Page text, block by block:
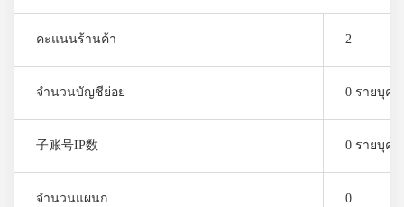
คะแนนร้านค้า 2
จำนวนบัญชีย่อย 0 รายบุคค
子账号IP数 0 รายบุคค
จำนวนแผนก 0